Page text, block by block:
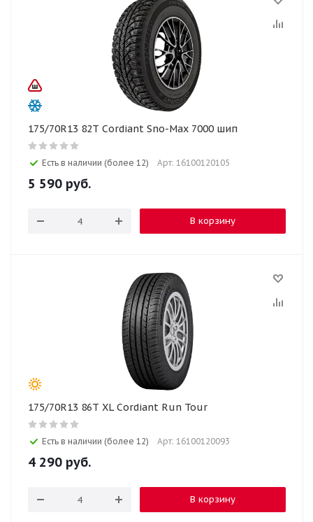
175/70R13 82T Cordiant Sno-Max 7000 шип
Есть в наличии (более 12) Арт: 16100120105
5 590 руб.
В корзину
175/70R13 86T XL Cordiant Run Tour
Есть в наличии (более 12) Арт: 16100120093
4 290 руб.
В корзину